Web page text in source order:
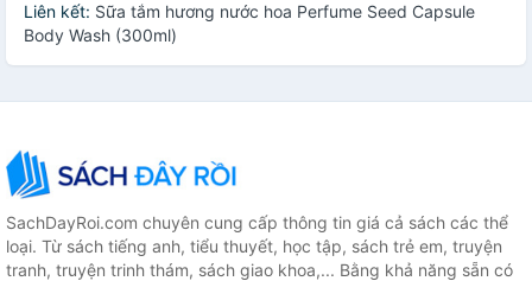
Liên kết: Sữa tắm hương nước hoa Perfume Seed Capsule
Body Wash (300ml)
SachDayRoi.com chuyên cung cấp thông tin giá cả sách các thể
loại. Từ sách tiếng anh, tiểu thuyết, học tập, sách trẻ em, truyện
tranh, truyện trinh thám, sách giao khoa,... Bằng khả năng sẵn có